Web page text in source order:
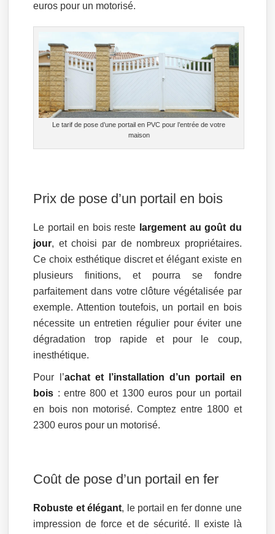
euros pour un motorisé.
Le tarif de pose d’une portail en PVC pour l’entrée de votre
maison
Prix de pose d’un portail en bois
Le portail en bois reste largement au goût du
jour, et choisi par de nombreux propriétaires.
Ce choix esthétique discret et élégant existe en
plusieurs finitions, et pourra se fondre
parfaitement dans votre clôture végétalisée par
exemple. Attention toutefois, un portail en bois
nécessite un entretien régulier pour éviter une
dégradation trop rapide et pour le coup,
inesthétique.
Pour l’achat et l’installation d’un portail en
bois : entre 800 et 1300 euros pour un portail
en bois non motorisé. Comptez entre 1800 et
2300 euros pour un motorisé.
Coût de pose d’un portail en fer
Robuste et élégant, le portail en fer donne une
impression de force et de sécurité. Il existe là